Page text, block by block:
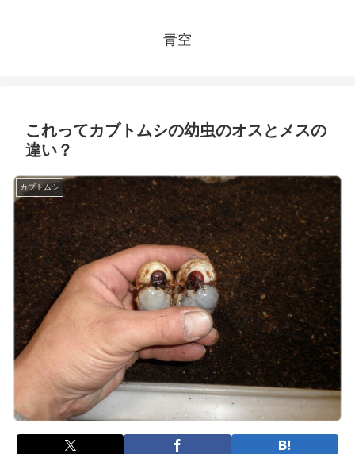
青空
これってカブトムシの幼虫のオスとメスの
違い？
カブトムシ